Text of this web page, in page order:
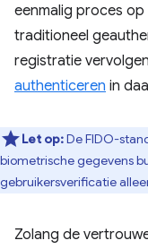
eenmalig proces
traditioneel
registratie
authenticeren in
Let op:De FIDO-
biometrische gegevens
gebruikersverificatie
Zolang de